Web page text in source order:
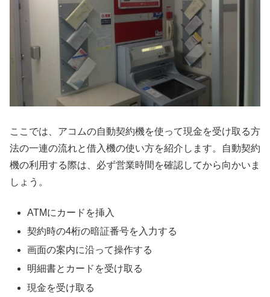
ここでは、アコムの自動契約機を使って現金を受け取る方
法の一連の流れと借入機の使い方を紹介します。自動契約
機の利用する際は、必ず営業時間を確認してから向かいま
しょう。
ATMにカードを挿入
契約時の4桁の暗証番号を入力する
画面の案内に沿って操作する
明細書とカードを受け取る
現金を受け取る